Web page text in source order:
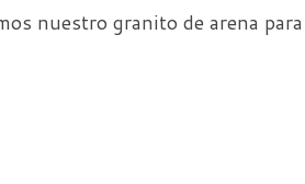
nuestro granito de arena